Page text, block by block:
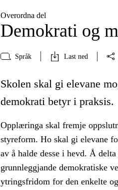
Overordna del
Demokrati og
Språk Last ned
Skolen skal gi elevane
demokrati betyr i praksis.
Opplæringa skal fremje
styreform. Ho skal gi elevane
av å halde desse i hevd. Å
grunnleggjande demokratiske
ytringsfridom for den enkelte